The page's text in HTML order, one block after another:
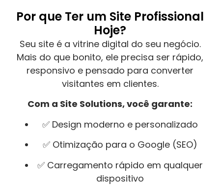
Por que Ter um Site Profissional
Hoje?
Seu site é a vitrine digital do seu negócio.
Mais do que bonito, ele precisa ser rápido,
responsivo e pensado para converter
visitantes em clientes.
Com a Site Solutions, você garante:
✅ Design moderno e personalizado
✅ Otimização para o Google (SEO)
✅ Carregamento rápido em qualquer
dispositivo